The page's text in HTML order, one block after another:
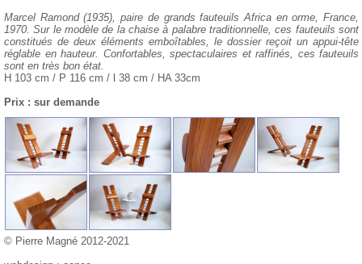
Marcel Ramond (1935), paire de grands fauteuils Africa en orme, France,
1970. Sur le modèle de la chaise à palabre traditionnelle, ces fauteuils sont
constitués de deux éléments emboîtables, le dossier reçoit un appui-tête
réglable en hauteur. Confortables, spectaculaires et raffinés, ces fauteuils
sont en très bon état.
H 103 cm / P 116 cm / l 38 cm / HA 33cm
Prix : sur demande
© Pierre Magné 2012-2021